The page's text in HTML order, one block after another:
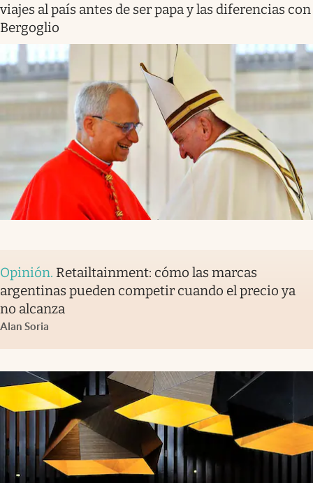
viajes al país antes de ser papa y las diferencias con
Bergoglio
Opinión. Retailtainment: cómo las marcas
argentinas pueden competir cuando el precio ya
no alcanza
Alan Soria